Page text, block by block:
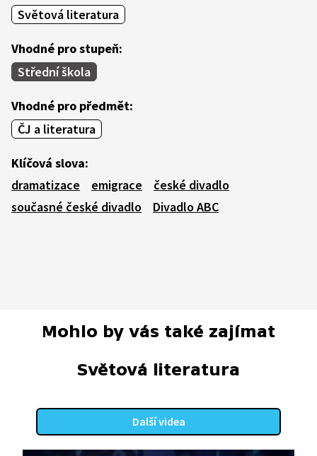
Světová literatura
Vhodné pro stupeň:
Střední škola
Vhodné pro předmět:
ČJ a literatura
Klíčová slova:
dramatizace
emigrace
české divadlo
současné české divadlo
Divadlo ABC
Mohlo by vás také zajímat
Světová literatura
Další videa